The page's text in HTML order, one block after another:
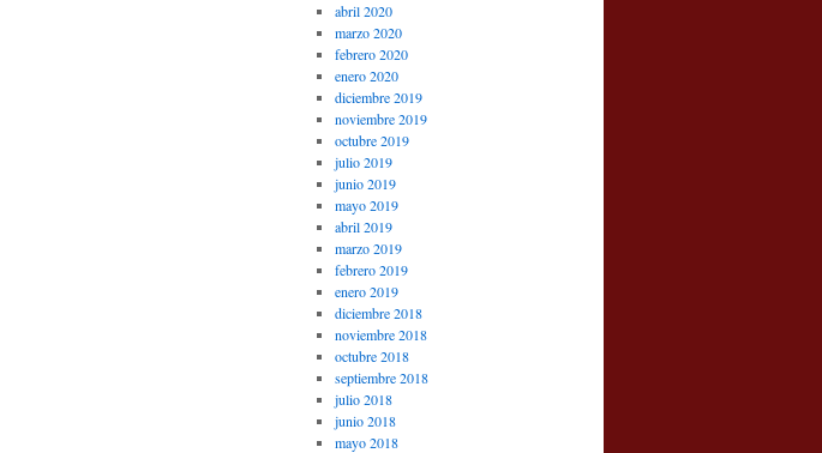
abril 2020
marzo 2020
febrero 2020
enero 2020
diciembre 2019
noviembre 2019
octubre 2019
julio 2019
junio 2019
mayo 2019
abril 2019
marzo 2019
febrero 2019
enero 2019
diciembre 2018
noviembre 2018
octubre 2018
septiembre 2018
julio 2018
junio 2018
mayo 2018